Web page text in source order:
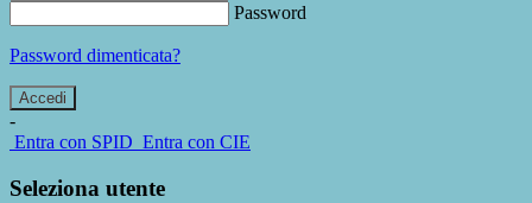
Password
Password dimenticata?
-
Entra con SPID Entra con CIE
Seleziona utente